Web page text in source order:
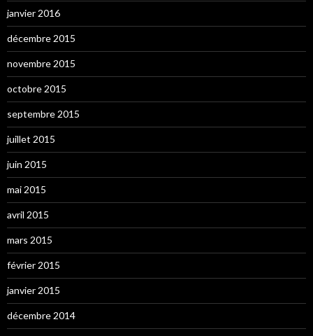
janvier 2016
décembre 2015
novembre 2015
octobre 2015
septembre 2015
juillet 2015
juin 2015
mai 2015
avril 2015
mars 2015
février 2015
janvier 2015
décembre 2014